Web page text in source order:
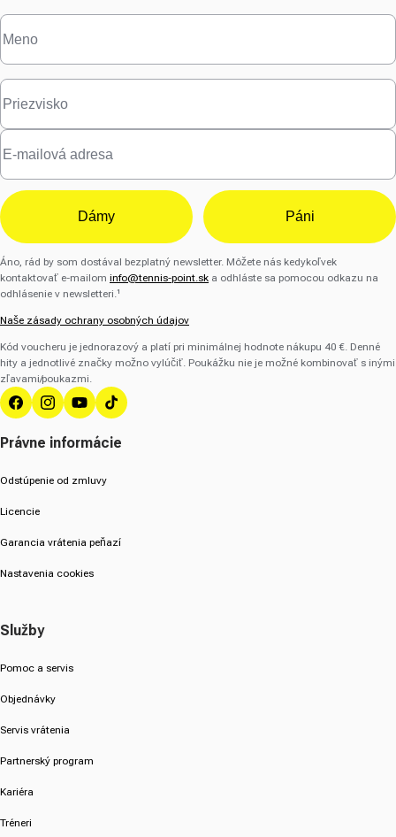
Dámy Páni
Áno, rád by som dostával bezplatný newsletter. Môžete nás kedykoľvek
kontaktovať e-mailom info@tennis-point.sk a odhláste sa pomocou odkazu na
odhlásenie v newsletteri.¹
Naše zásady ochrany osobných údajov
Kód voucheru je jednorazový a platí pri minimálnej hodnote nákupu 40 €. Denné
hity a jednotlivé značky možno vylúčiť. Poukážku nie je možné kombinovať s inými
zľavami/poukazmi.
FacebookInstagram
YouTubeTikTok
Právne informácie
Odstúpenie od zmluvy
Licencie
Garancia vrátenia peňazí
Nastavenia cookies
Služby
Pomoc a servis
Objednávky
Servis vrátenia
Partnerský program
Kariéra
Tréneri